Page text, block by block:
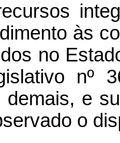
às
no
nº
demais, e
o